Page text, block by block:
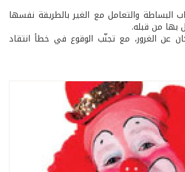
البساطة والتعامل مع الغير بالطريقة نفسها
بها من قبله.
عن الغرور، مع تجنّب الوقوع في خطأ انتقاد